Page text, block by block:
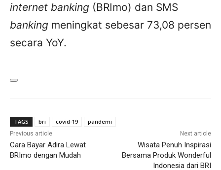
internet banking (BRImo) dan SMS
banking meningkat sebesar 73,08 persen
secara YoY.
TAGS bri covid-19 pandemi
Previous article
Cara Bayar Adira Lewat
BRImo dengan Mudah
Next article
Wisata Penuh Inspirasi
Bersama Produk Wonderful
Indonesia dari BRI